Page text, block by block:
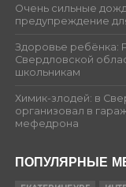
Очень сильные
предупреждение
Здоровье ребёнка:
Свердловской
школьникам
Химик-злодей: в
организовал в
мефедрона
ПОПУЛЯРНЫЕ